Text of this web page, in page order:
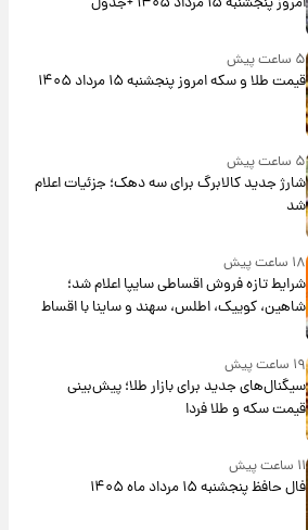
۵ ساعت پیش
قیمت طلا و سکه امروز پنجشنبه ۱۵ مرداد ۱۴۰۵
۵ ساعت پیش
شارژ جدید کالابرگ برای سه دهک؛ جزئیات اعلام
شد
۱۸ ساعت پیش
شرایط تازه فروش اقساطی سایپا اعلام شد؛
شاهین، کوییک، اطلس، سهند و ساینا با اقساط
بلندمدت + جدول
۱۹ ساعت پیش
سیگنال‌های جدید برای بازار طلا؛ پیش‌بینی
قیمت سکه و طلا فردا
۱۱ ساعت پیش
فال حافظ پنجشنبه ۱۵ مرداد ماه ۱۴۰۵